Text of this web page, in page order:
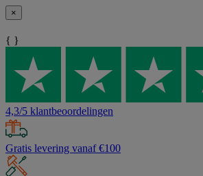
×
{ }
4,3/5 klantbeoordelingen
Gratis levering vanaf €100